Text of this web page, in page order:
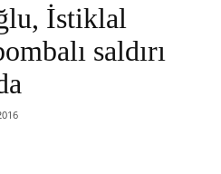
İstiklal
saldırı